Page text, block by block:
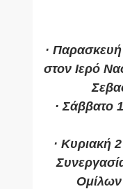
·
στον Ιερό
· Σάββατο
· Κυριακή
Ομίλων